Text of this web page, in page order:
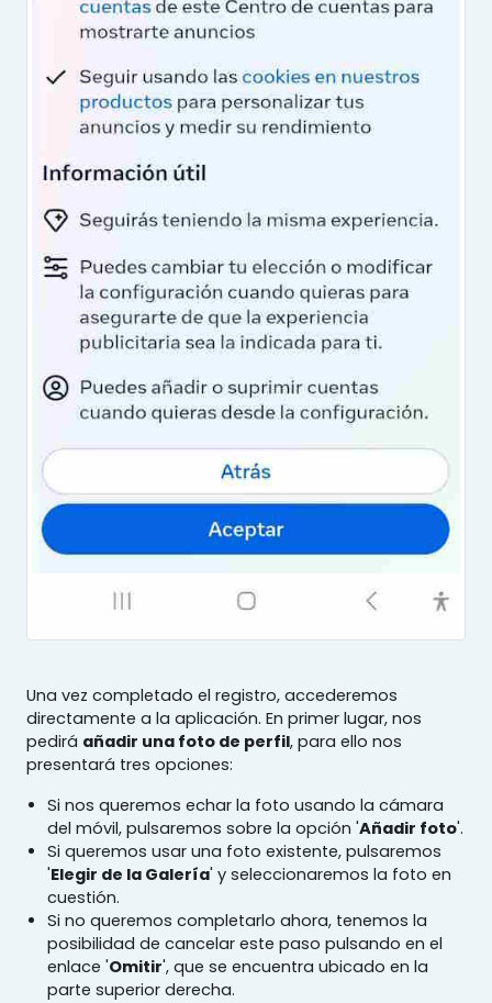
Una vez completado el registro, accederemos
directamente a la aplicación. En primer lugar, nos
pedirá añadir una foto de perfil, para ello nos
presentará tres opciones:
Si nos queremos echar la foto usando la cámara
del móvil, pulsaremos sobre la opción 'Añadir foto'.
Si queremos usar una foto existente, pulsaremos
'Elegir de la Galería' y seleccionaremos la foto en
cuestión.
Si no queremos completarlo ahora, tenemos la
posibilidad de cancelar este paso pulsando en el
enlace 'Omitir', que se encuentra ubicado en la
parte superior derecha.